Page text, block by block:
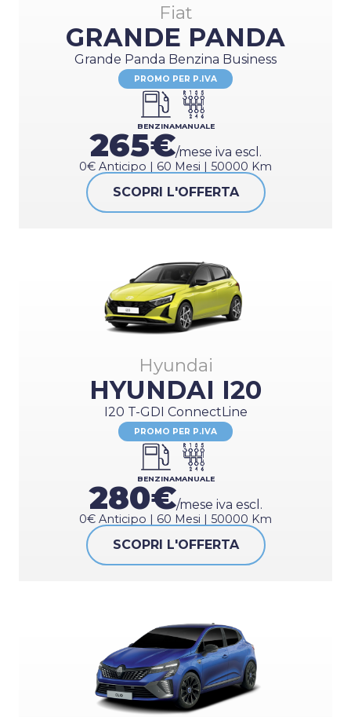
Fiat
GRANDE PANDA
Grande Panda Benzina Business
PROMO PER P.IVA
BENZINAMANUALE
265€/mese iva escl.
0€ Anticipo | 60 Mesi | 50000 Km
SCOPRI L'OFFERTA
Hyundai
HYUNDAI I20
I20 T-GDI ConnectLine
PROMO PER P.IVA
BENZINAMANUALE
280€/mese iva escl.
0€ Anticipo | 60 Mesi | 50000 Km
SCOPRI L'OFFERTA